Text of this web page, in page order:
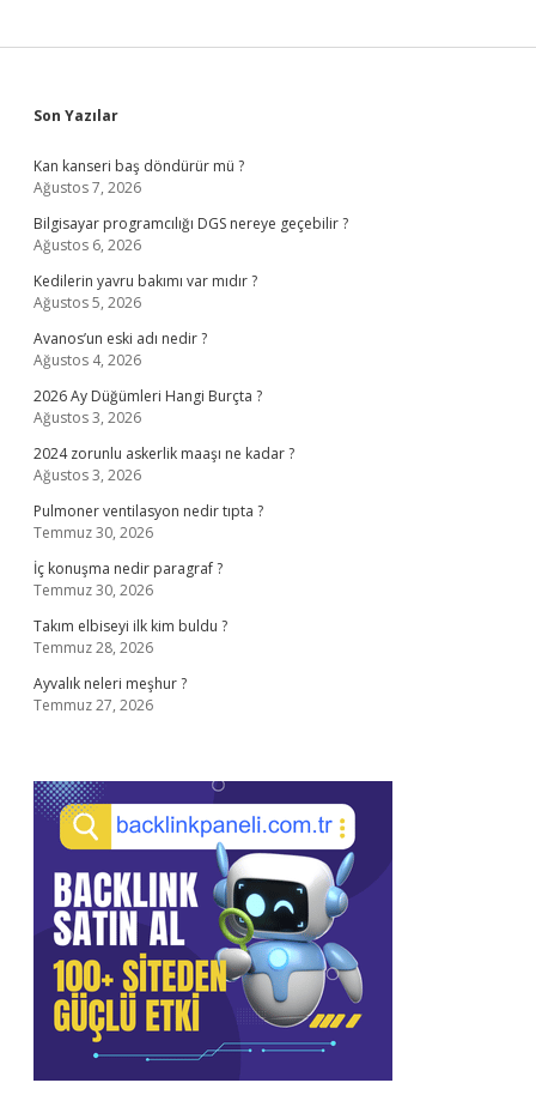
Sidebar
Son Yazılar
Kan kanseri baş döndürür mü ?
Ağustos 7, 2026
Bilgisayar programcılığı DGS nereye geçebilir ?
Ağustos 6, 2026
Kedilerin yavru bakımı var mıdır ?
Ağustos 5, 2026
Avanos’un eski adı nedir ?
Ağustos 4, 2026
2026 Ay Düğümleri Hangi Burçta ?
Ağustos 3, 2026
2024 zorunlu askerlik maaşı ne kadar ?
Ağustos 3, 2026
Pulmoner ventilasyon nedir tıpta ?
Temmuz 30, 2026
İç konuşma nedir paragraf ?
Temmuz 30, 2026
Takım elbiseyi ilk kim buldu ?
Temmuz 28, 2026
Ayvalık neleri meşhur ?
Temmuz 27, 2026